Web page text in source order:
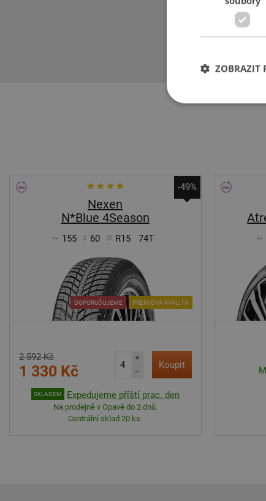
ochraně
-49%
Nexen
N*Blue 4Season
155 60 R15 74T
DOPORUČUJEME PRÉMIOVÁ KVALITA
2 592 Kč
1 330 Kč
+
–
Koupit
SKLADEM Expedujeme příští prac. den
Na prodejně v Opavě do 2 dnů.
Centrální sklad 20 ks.
ZOBRAZIT